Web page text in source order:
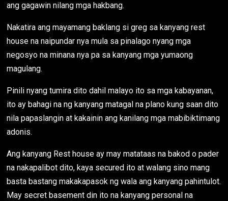
ang gagawin nilang mga hakbang.
Nakatira ang mayamang baklang si greg sa kanyang rest
house na naipundar nya mula sa pinalago nyang mga
negosyo na minana nya pa sa kanyang mga yumaong
magulang.
Pinili nyang tumira dito dahil malayo ito sa mga kabayanan,
ito ay bahagi na ng kanyang matagal na plano kung saan dito
nila papaslangin at kakainin ang kanilang mga mabibiktimang
adonis.
Ang kanyang Rest house ay may matataas na bakod o pader
na nakapalibot dito, kaya secured ito at walang sino mang
basta bastang makakapasok ng wala ang kanyang pahintulot.
May secret basement din ito na kanyang personal na